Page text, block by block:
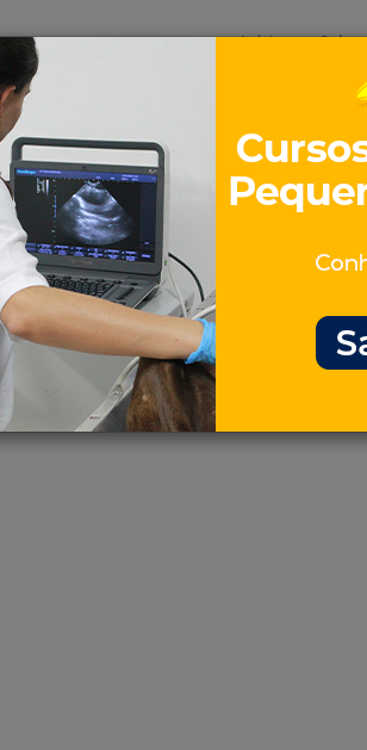
Início Sobre
ovinos
Equinos
é-contagioso-